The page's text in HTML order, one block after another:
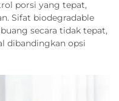
porsi yang tepat,
Sifat biodegradable
secara tidak tepat,
dibandingkan opsi